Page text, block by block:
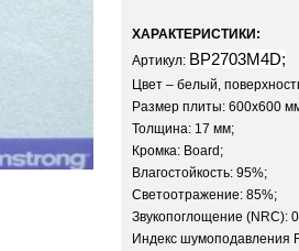
ХАРАКТЕРИСТИКИ:
Артикул: BP2703M4D;
Цвет – белый,
Размер плиты: 600х600
Толщина: 17 мм;
Кромка: Board;
Влагостойкость: 95%;
Светоотражение: 85%;
Звукопоглощение (NRC):
Индекс шумоподавления